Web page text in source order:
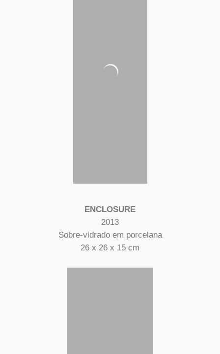
ENCLOSURE
2013
Sobre-vidrado em porcelana
26 x 26 x 15 cm